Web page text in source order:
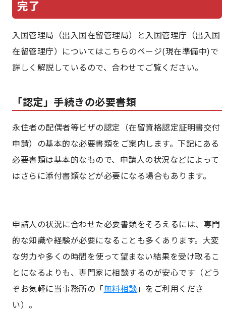
入国管理局（出入国在留管理局）と入国管理庁（出入国
在留管理庁）についてはこちらのページ(現在準備中)で
詳しく解説しているので、合わせてご覧ください。
「認定」手続きの必要書類
永住者の配偶者等ビザの認定（在留資格認定証明書交付
申請）の基本的な必要書類をご案内します。下記にある
必要書類は基本的なもので、申請人の状況などによって
はさらに添付書類などが必要になる場合もあります。
申請人の状況に合わせた必要書類をそろえるには、専門
的な知識や経験が必要になることも多くあります。大変
な労力や多くの時間を使って望まない結果を受け取るこ
とになるよりも、専門家に相談するのが安心です（どう
ぞお気軽に当事務所の「無料相談 」をご利用くださ
い）。